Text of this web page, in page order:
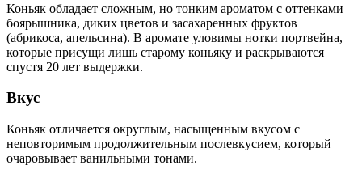
Коньяк обладает сложным, но тонким ароматом с оттенками
боярышника, диких цветов и засахаренных фруктов
(абрикоса, апельсина). В аромате уловимы нотки портвейна,
которые присущи лишь старому коньяку и раскрываются
спустя 20 лет выдержки.
Вкус
Коньяк отличается округлым, насыщенным вкусом с
неповторимым продолжительным послевкусием, который
очаровывает ванильными тонами.